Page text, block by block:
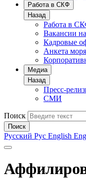
Работа в СКФ
Назад
Работа в
Вакансии
Кадровые
Анкета
Медиа
Назад
Пресс-
СМИ
Поиск
Поиск
Русский Рус English Eng